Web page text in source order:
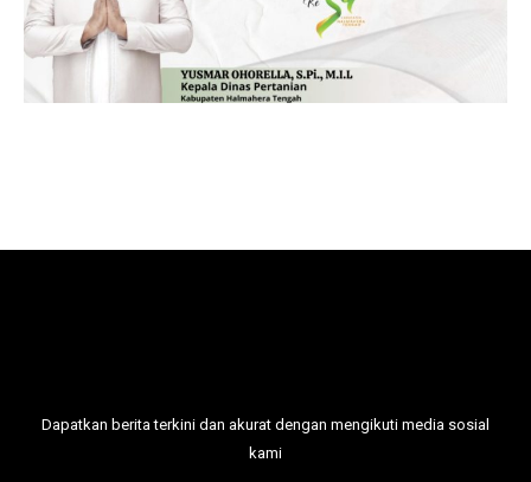
Dapatkan berita terkini dan akurat dengan mengikuti media sosial
kami